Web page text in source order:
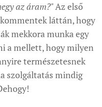
az áram?"Az első
láttán, hogy
mekkora munka egy
a mellett, hogy milyen
természetesnek
szolgáltatás mindig